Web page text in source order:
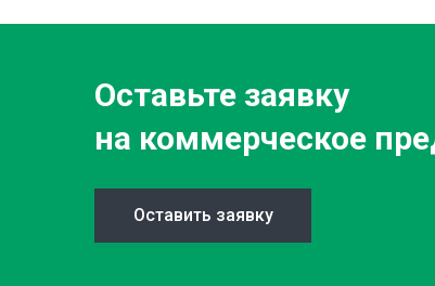
Оставьте заявку
на коммерческое
Оставить заявку